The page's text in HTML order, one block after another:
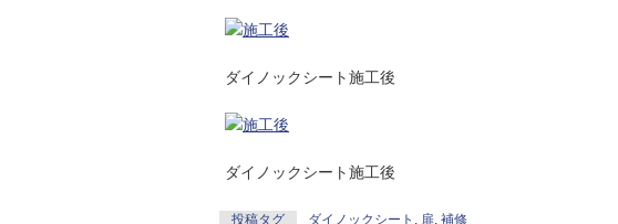
ダイノックシート施工後
ダイノックシート施工後
投稿タグ ダイノックシート , 扉, 補修